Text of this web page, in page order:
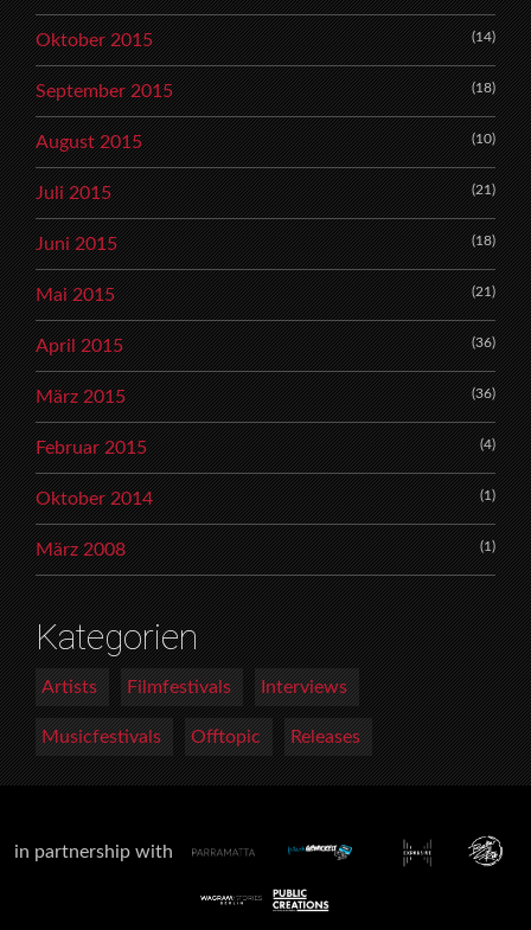
Oktober 2015 (14)
September 2015 (18)
August 2015 (10)
Juli 2015 (21)
Juni 2015 (18)
Mai 2015 (21)
April 2015 (36)
März 2015 (36)
Februar 2015 (4)
Oktober 2014 (1)
März 2008 (1)
Kategorien
Artists Filmfestivals Interviews
Musicfestivals Offtopic Releases
in partnership with